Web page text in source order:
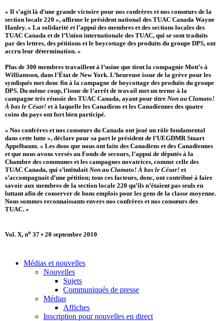
« Il s’agit là d’une grande victoire pour nos confrères et nos consœurs de la
section locale 220 », affirme le président national des TUAC Canada Wayne
Hanley. « La solidarité et l’appui des membres et des sections locales des
TUAC Canada et de l’Union internationale des TUAC, qui se sont traduits
par des lettres, des pétitions et le boycottage des produits du groupe DPS, ont
accru leur détermination. »
Plus de 300 membres travaillent à l’usine que tient la compagnie Mott’s à
Williamson, dans l’État de New York. L’heureuse issue de la grève pour les
syndiqués met donc fin à la campagne de boycottage des produits du groupe
DPS. Du même coup, l’issue de l’arrêt de travail met un terme à la
campagne très réussie des TUAC Canada, ayant pour titre Non au Clamato!
À bas le César! et à laquelle les Canadiens et les Canadiennes des quatre
coins du pays ont fort bien participé.
« Nos confrères et nos consœurs du Canada ont joué un rôle fondamental
dans cette lutte », déclare pour sa part le président de l’UEGDMR Stuart
Appelbaum. « Les dons que nous ont faits des Canadiens et des Canadiennes
et que nous avons versés au Fonds de secours, l’appui de députés à la
Chambre des communes et les campagnes novatrices, comme celle des
TUAC Canada, qui s’intitulait Non au Clamato! À bas le César! et
s’accompagnait d’une pétition; tous ces facteurs, donc, ont contribué à faire
savoir aux membres de la section locale 220 qu’ils n’étaient pas seuls en
luttant afin de conserver de bons emplois pour les gens de la classe moyenne.
Nous sommes reconnaissants envers nos confrères et nos consœurs des
TUAC. »
Vol. X, no 37 • 20 septembre 2010
Médias et nouvelles
Nouvelles
Sujets
Communiqués de presse
Médias
Affiches
Inscription pour nouvelles en direct